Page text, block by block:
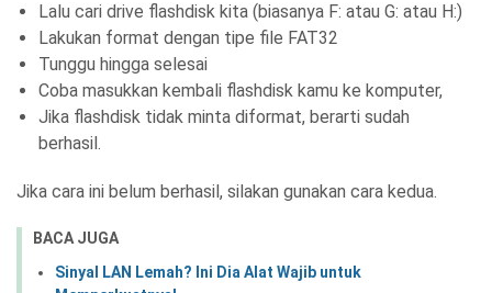
Lalu cari drive flashdisk kita (biasanya F: atau G: atau H:)
Lakukan format dengan tipe file FAT32
Tunggu hingga selesai
Coba masukkan kembali flashdisk kamu ke komputer,
Jika flashdisk tidak minta diformat, berarti sudah
berhasil.
Jika cara ini belum berhasil, silakan gunakan cara kedua.
BACA JUGA
Sinyal LAN Lemah? Ini Dia Alat Wajib untuk